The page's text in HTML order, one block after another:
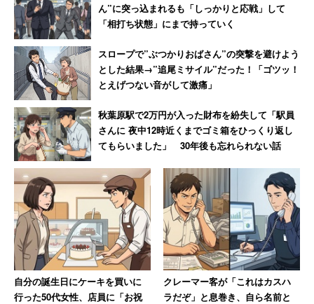
ん”に突っ込まれるも「しっかりと応戦」して
「相打ち状態」にまで持っていく
スロープで”ぶつかりおばさん”の突撃を避けよう
とした結果→”追尾ミサイル”だった！「ゴツッ！
とえげつない音がして激痛」
秋葉原駅で2万円が入った財布を紛失して「駅員
さんに 夜中12時近くまでゴミ箱をひっくり返し
てもらいました」 30年後も忘れられない話
自分の誕生日にケーキを買いに
行った50代女性、店員に「お祝
クレーマー客が「これはカスハ
ラだぞ」と息巻き、自ら名前と